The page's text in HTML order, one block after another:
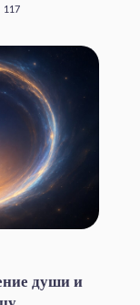
117
души и